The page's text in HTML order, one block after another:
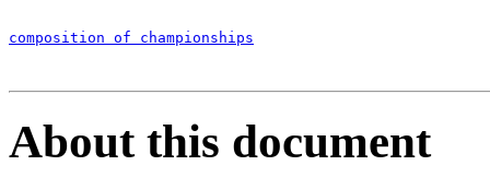
composition of championships
About this document